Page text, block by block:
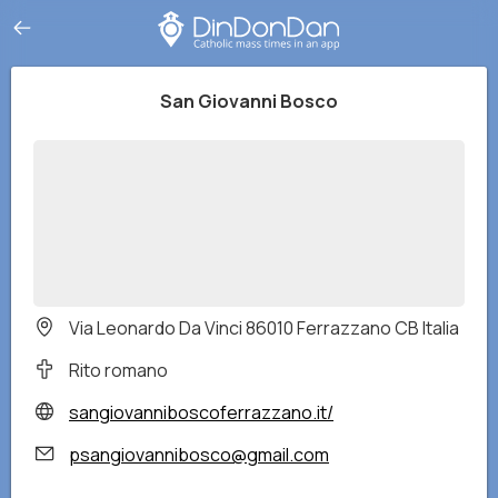
San Giovanni Bosco
Via Leonardo Da Vinci 86010 Ferrazzano CB Italia
Rito romano
sangiovanniboscoferrazzano.it/
psangiovannibosco@gmail.com